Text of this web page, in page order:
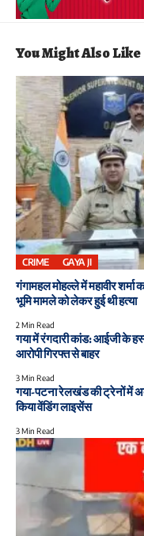
You Might Also Like
CRIME GAYA JI
गंगामहल मोहल्ले में महावीर शर्मा
भूमि मामले को लेकर हुई थी हत्या
2 Min Read
गया में रंगदारी कांड: आईजी के
आरोपी गिरफ्त से बाहर
3 Min Read
गया-पटना रेलखंड की ट्रेनों में
किया वेंडिंग लाइसेंस
3 Min Read